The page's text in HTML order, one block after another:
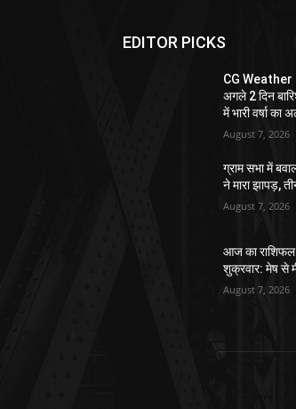
EDITOR PICKS
CG Weather
अगले 2 दिन
में भारी वर्षा का
August 7, 2026
ग्राम सभा में
ने मारा झापड़,
August 7, 2026
आज का
शुक्रवार: मेष से
August 7, 2026